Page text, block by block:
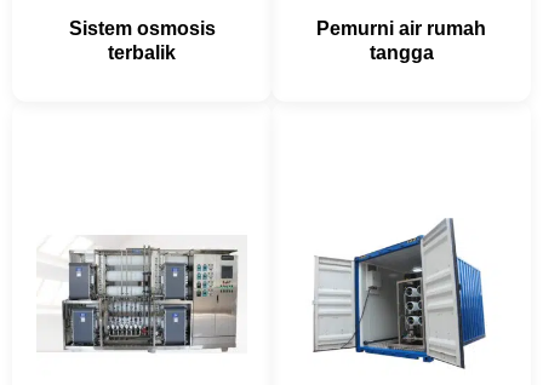
Sistem osmosis
terbalik
Pemurni air rumah
tangga